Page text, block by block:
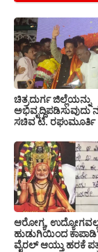
ಚಿತ್ರದುರ್ಗ ಜಿಲ್ಲೆಯನ್ನು
ಅಭಿವೃದ್ದಿಪಡಿಸುವುದು
ಸಚಿವ ಟಿ. ರಘುಮೂರ್ತಿ
ಆರೋಗ್ಯ,
ಹುಡುಗಿಯಿಂದ
ವೈರಲ್ ಆಯ್ತು ಹರಕೆ